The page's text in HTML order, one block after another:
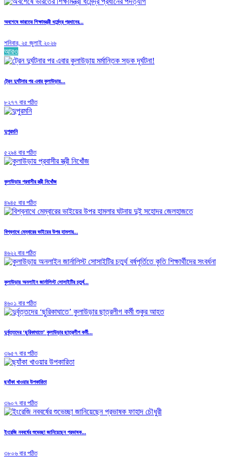
অবশেষে ভারতের শিক্ষামন্ত্রী ধর্মেন্দ্র প্রধানের...
শনিবার, ২৫ জুলাই ২০২৬
আরও
ট্রেন দুর্ঘটনার পর এবার কুলাউড়ায়...
৮২৭৭ বার পঠিত
দুপুরমনি
৫২৯৪ বার পঠিত
কুলাউড়ায় প্রবাসীর স্ত্রী নিখোঁজ
৪৯৪৫ বার পঠিত
বিশ্বনাথে মেম্বারের ভাইয়ের উপর হামলার...
৪৬২২ বার পঠিত
কুলাউড়ায় অনলাইন জার্নালিস্ট সোসাইটির চতুর্থ...
৪৬০১ বার পঠিত
দুর্বৃত্তদের ‘ছুরিকাঘাতে’ কুলাউড়ার ছাত্রলীগ কর্মী...
৩৯৫৭ বার পঠিত
ছ্যাঁকা খাওয়ার উপকারিতা
৩৯০৭ বার পঠিত
ইংরেজি নববর্ষের শুভেচ্ছা জানিয়েছেন প্রভাষক...
৩৮০৬ বার পঠিত